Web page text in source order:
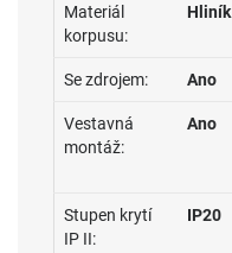
Materiál
korpusu:
Hliník
Se zdrojem: Ano
Vestavná
montáž:
Ano
Stupen krytí
IP II:
IP20